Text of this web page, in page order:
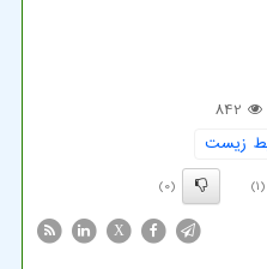
842
زیست
(1)
(0)
X